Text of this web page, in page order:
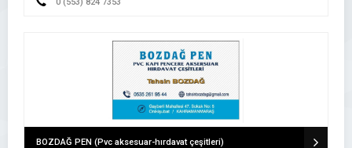
BOZDAĞ PEN (Pvc aksesuar-hırdavat çeşitleri)